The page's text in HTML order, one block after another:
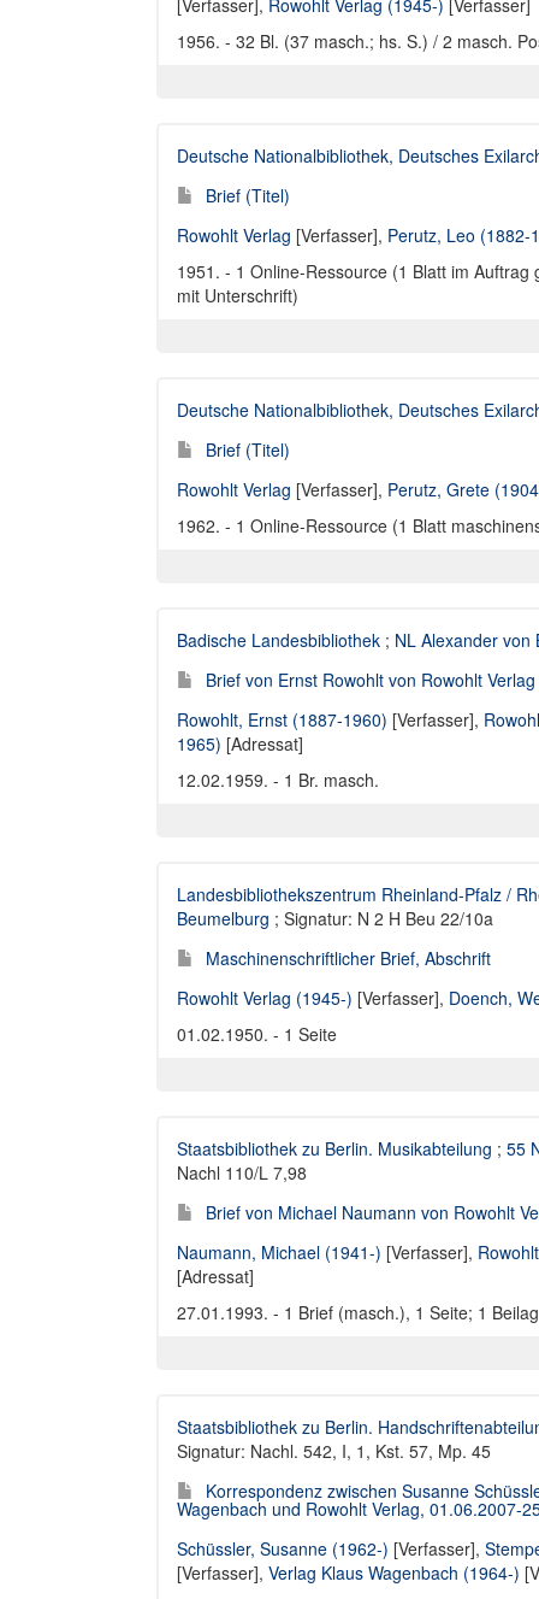
[Verfasser], Rowohlt Verlag (1945-) [Verfasser]
1956. - 32 Bl. (37 masch.; hs. S.) / 2 masch.
Deutsche Nationalbibliothek, Deutsches
Brief (Titel)
Rowohlt Verlag [Verfasser], Perutz, Leo (1882-
1951. - 1 Online-Ressource (1 Blatt im
mit Unterschrift)
Deutsche Nationalbibliothek, Deutsches
Brief (Titel)
Rowohlt Verlag [Verfasser], Perutz, Grete
1962. - 1 Online-Ressource (1 Blatt
Badische Landesbibliothek ; NL Alexander von
Brief von Ernst Rowohlt von Rowohlt
Rowohlt, Ernst (1887-1960) [Verfasser],
1965) [Adressat]
12.02.1959. - 1 Br. masch.
Landesbibliothekszentrum Rheinland-Pfalz /
Beumelburg ; Signatur: N 2 H Beu 22/10a
Maschinenschriftlicher Brief, Abschrift
Rowohlt Verlag (1945-) [Verfasser], Doench,
01.02.1950. - 1 Seite
Staatsbibliothek zu Berlin. Musikabteilung ; 55
Nachl 110/L 7,98
Brief von Michael Naumann von Rowohlt
Naumann, Michael (1941-) [Verfasser],
[Adressat]
27.01.1993. - 1 Brief (masch.), 1 Seite; 1
Staatsbibliothek zu Berlin.
Signatur: Nachl. 542, I, 1, Kst. 57, Mp. 45
Korrespondenz zwischen Susanne
Wagenbach und Rowohlt Verlag, 01.06.2007-
Schüssler, Susanne (1962-) [Verfasser],
[Verfasser], Verlag Klaus Wagenbach (1964-)